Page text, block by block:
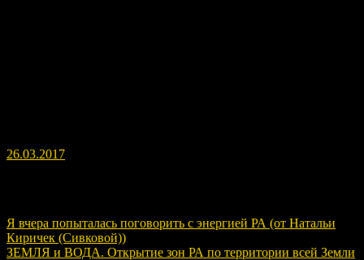
26.03.2017
Я вчера попыталась поговорить с энергией РА (от Натальи
Киричек (Сивковой))
ЗЕМЛЯ и ВОДА. Открытие зон РА по территории всей Земли